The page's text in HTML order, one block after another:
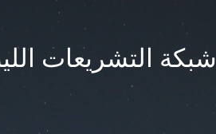
شبكة التشريعات